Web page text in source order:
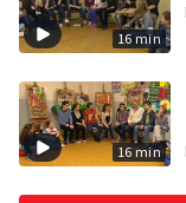
16 min
16 min